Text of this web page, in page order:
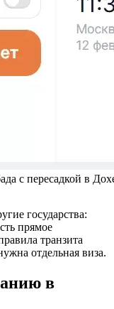
с пересадкой в
государства:
прямое
транзита
отдельная виза.
в